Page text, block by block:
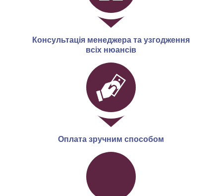
Консультація менеджера та узгодження
всіх нюансів
Оплата зручним способом